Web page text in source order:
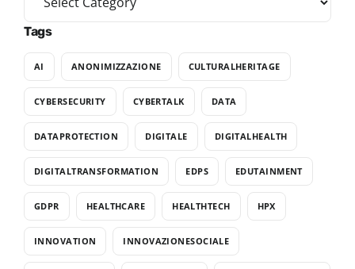
Tags
AI ANONIMIZZAZIONE CULTURALHERITAGE
CYBERSECURITY CYBERTALK DATA
DATAPROTECTION DIGITALE DIGITALHEALTH
DIGITALTRANSFORMATION EDPS EDUTAINMENT
GDPR HEALTHCARE HEALTHTECH HPX
INNOVATION INNOVAZIONESOCIALE